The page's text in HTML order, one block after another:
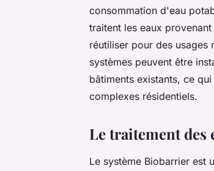
consommation d'eau
traitent les eaux
réutiliser pour des
systèmes peuvent être
bâtiments existants, ce
complexes résidentiels.
Le traitement des
Le système Biobarrier est